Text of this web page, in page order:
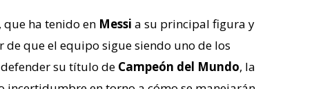
, que ha tenido en Messi a su principal figura y
que el equipo sigue siendo uno de los
su título de Campeón del Mundo, la